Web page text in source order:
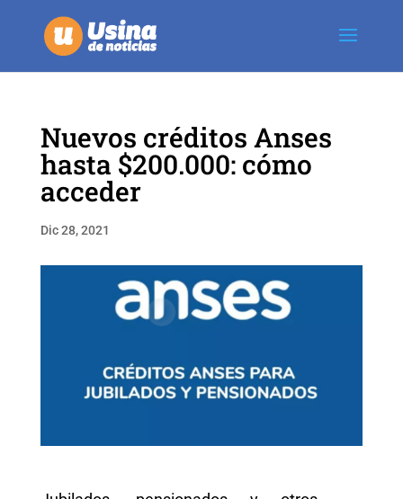
Nuevos créditos Anses
hasta $200.000: cómo
acceder
Dic 28, 2021